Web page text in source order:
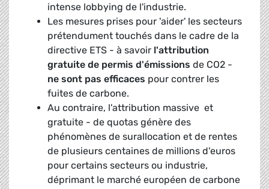
intense lobbying de l'industrie.
Les mesures prises pour 'aider' les secteurs
prétendument touchés dans le cadre de la
directive ETS - à savoir l'attribution
gratuite de permis d'émissions de CO2 -
ne sont pas efficaces pour contrer les
fuites de carbone.
Au contraire, l'attribution massive  et
gratuite - de quotas génère des
phénomènes de surallocation et de rentes
de plusieurs centaines de millions d'euros
pour certains secteurs ou industrie,
déprimant le marché européen de carbone